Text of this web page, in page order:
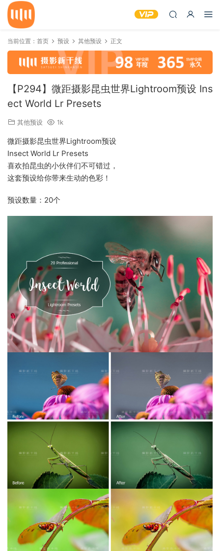
当前位置： 首页 预设 其他预设 正文
【P294】微距摄影昆虫世界Lightroom预设 Ins
ect World Lr Presets
其他预设 1k
微距摄影昆虫世界Lightroom预设
Insect World Lr Presets
喜欢拍昆虫的小伙伴们不可错过，
这套预设给你带来生动的色彩！
预设数量：20个